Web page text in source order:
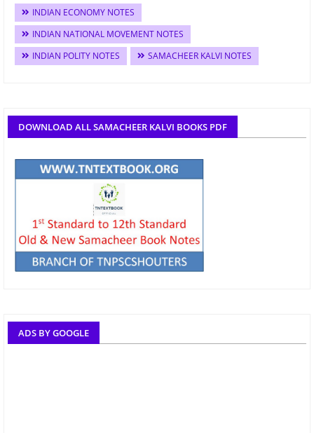
INDIAN ECONOMY NOTES
INDIAN NATIONAL MOVEMENT NOTES
INDIAN POLITY NOTES
SAMACHEER KALVI NOTES
DOWNLOAD ALL SAMACHEER KALVI BOOKS PDF
ADS BY GOOGLE